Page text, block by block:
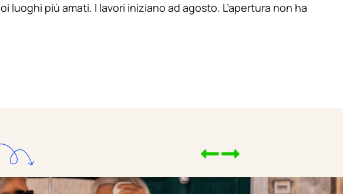
luoghi più amati. I lavori iniziano ad agosto. L’apertura non ha